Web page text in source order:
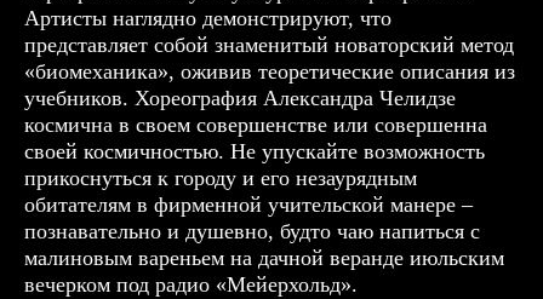
Артисты наглядно демонстрируют, что
представляет собой знаменитый новаторский метод
«биомеханика», оживив теоретические описания из
учебников. Хореография Александра Челидзе
космична в своем совершенстве или совершенна
своей космичностью. Не упускайте возможность
прикоснуться к городу и его незаурядным
обитателям в фирменной учительской манере –
познавательно и душевно, будто чаю напиться с
малиновым вареньем на дачной веранде июльским
вечерком под радио «Мейерхольд».